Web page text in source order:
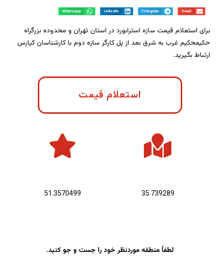
Email
Telegram
LinkedIn
WhatsApp
برای استعلام قیمت سازه استرابورد در استان تهران و محدوده بزرگراه
حکیمحکیم غرب به شرق بعد از پل کارگر سازه دوم با کارشناسان کیارس
ارتباط بگیرید.
استعلام قیمت
35.739289
51.3570499
لطفاً منطقه موردنظر خود را جست و جو کنید.